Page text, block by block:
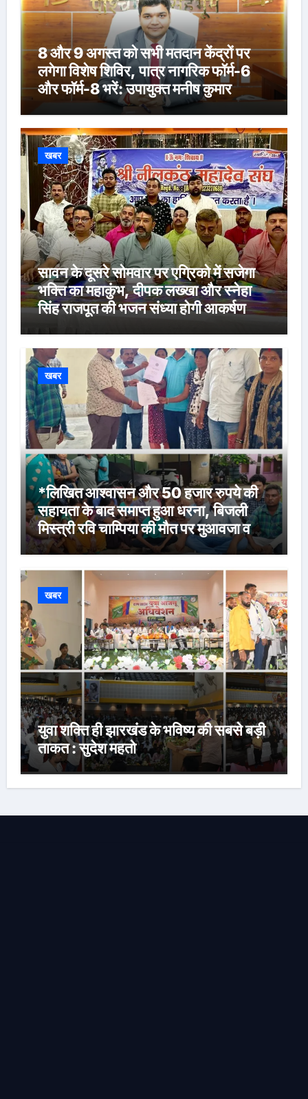
8 और 9 अगस्त को सभी मतदान केंद्रों पर
लगेगा विशेष शिविर, पात्र नागरिक फॉर्म-6
और फॉर्म-8 भरें: उपायुक्त मनीष कुमार
खबर
सावन के दूसरे सोमवार पर एग्रिको में सजेगा
भक्ति का महाकुंभ, दीपक लख्खा और स्नेहा
सिंह राजपूत की भजन संध्या होगी आकर्षण
खबर
*लिखित आश्वासन और 50 हजार रुपये की
सहायता के बाद समाप्त हुआ धरना, बिजली
मिस्त्री रवि चाम्पिया की मौत पर मुआवजा व
नौकरी की मांग*
खबर
युवा शक्ति ही झारखंड के भविष्य की सबसे बड़ी
ताकत : सुदेश महतो